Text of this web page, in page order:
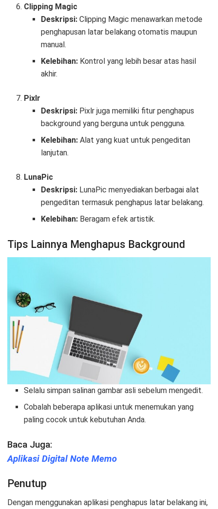
Clipping Magic
Deskripsi:Clipping Magic menawarkan metode
penghapusan latar belakang otomatis maupun
manual.
Kelebihan:Kontrol yang lebih besar atas hasil
akhir.
Pixlr
Deskripsi:Pixlr juga memiliki fitur penghapus
background yang berguna untuk pengguna.
Kelebihan:Alat yang kuat untuk pengeditan
lanjutan.
LunaPic
Deskripsi:LunaPic menyediakan berbagai alat
pengeditan termasuk penghapus latar belakang.
Kelebihan:Beragam efek artistik.
Tips Lainnya Menghapus Background
Selalu simpan salinan gambar asli sebelum mengedit.
Cobalah beberapa aplikasi untuk menemukan yang
paling cocok untuk kebutuhan Anda.
Baca Juga:
Aplikasi Digital Note Memo
Penutup
Dengan menggunakan aplikasi penghapus latar belakang ini,